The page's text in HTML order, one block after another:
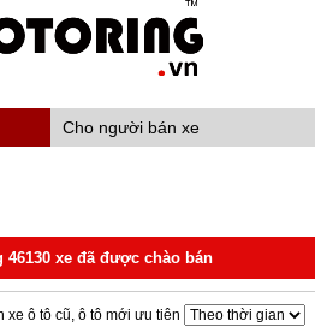
Cho người bán xe
46130 xe đã được chào bán
xe ô tô cũ, ô tô mới ưu tiên